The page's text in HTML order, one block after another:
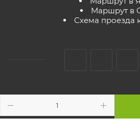
Маршрут в
Схема проезда